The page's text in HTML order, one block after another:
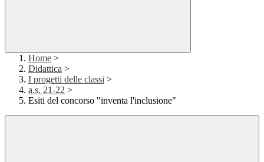
Home >
Didattica >
I progetti delle classi >
a.s. 21-22 >
Esiti del concorso "inventa l'inclusione"